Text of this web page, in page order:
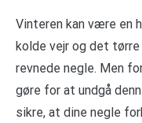
Vinteren kan være en
kolde vejr og det
revnede negle. Men
gøre for at undgå
sikre, at dine negle